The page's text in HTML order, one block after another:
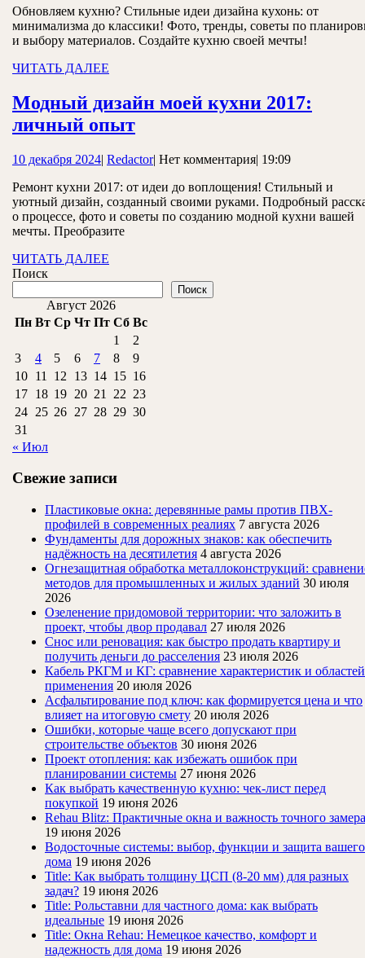
2024
Обновляем кухню? Стильные идеи дизайна кухонь: от
минимализма до классики! Фото, тренды, советы по
и выбору материалов. Создайте кухню своей мечты!
ЧИТАТЬ ДАЛЕЕ
Модный дизайн моей кухни 2017:
личный опытМодный
моей
кухни
2017:
10 декабря 202410
2024
| RedactorRedactor
| Нет комментария| 19:09
Ремонт кухни 2017: от идеи до воплощения! Стильный и
уютный дизайн, созданный своими руками. Подробный
о процессе, фото и советы по созданию модной кухни вашей
мечты. Преобразите
ЧИТАТЬ ДАЛЕЕ
Поиск
Поиск
Август 2026
Пн Вт Ср Чт Пт Сб Вс
1
2
3
4 5 6 7 8
9
10 11 12 13 14 15 16
17 18 19 20 21 22 23
24 25 26 27 28 29 30
31
« Июл
Свежие записи
Пластиковые окна: деревянные рамы против ПВХ-
профилей в современных реалиях 7 августа 2026
Фундаменты для дорожных знаков: как обеспечить
надёжность на десятилетия 4 августа 2026
Огнезащитная обработка металлоконструкций:
методов для промышленных и жилых зданий 30 июля
2026
Озеленение придомовой территории: что заложить в
проект, чтобы двор продавал 27 июля 2026
Снос или реновация: как быстро продать квартиру и
получить деньги до расселения 23 июля 2026
Кабель РКГМ и КГ: сравнение характеристик и областей
применения 20 июля 2026
Асфальтирование под ключ: как формируется цена и что
влияет на итоговую смету 20 июля 2026
Ошибки, которые чаще всего допускают при
строительстве объектов 30 июня 2026
Проект отопления: как избежать ошибок при
планировании системы 27 июня 2026
Как выбрать качественную кухню: чек-лист перед
покупкой 19 июня 2026
Rehau Blitz: Практичные окна и важность точного замера
19 июня 2026
Водосточные системы: выбор, функции и защита вашего
дома 19 июня 2026
Title: Как выбрать толщину ЦСП (8-20 мм) для разных
задач? 19 июня 2026
Title: Рольставни для частного дома: как выбрать
идеальные 19 июня 2026
Title: Окна Rehau: Немецкое качество, комфорт и
надежность для дома 19 июня 2026